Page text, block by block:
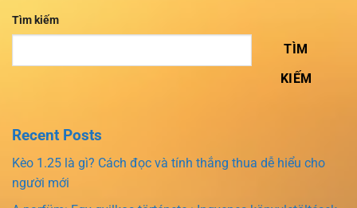
Tìm kiếm
TÌM
KIẾM
Recent Posts
Kèo 1.25 là gì? Cách đọc và tính thắng thua dễ hiểu cho
người mới